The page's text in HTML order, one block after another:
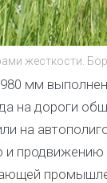
жесткости.
мм
на дороги
на
и